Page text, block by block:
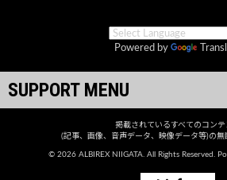
Powered by
SUPPORT MENU
掲載されているすべてのコンテ
(記事、画像、音声データ、映像データ等)の無
© 2026 ALBIREX NIIGATA. All Rights Reserved.